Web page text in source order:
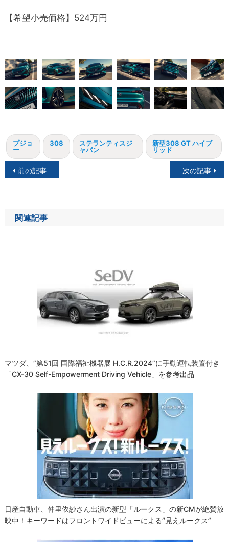
【希望小売価格】524万円
プジョ
ー
308
ステランティスジ
ャパン
新型308 GT ハイブ
リッド
投
ナ
ビ
前の記事 次の記事
関連記事
マツダ、”第51回 国際福祉機器展 H.C.R.2024”に手動運転装置付き
「CX-30 Self-Empowerment Driving Vehicle」を参考出品
日産自動車、仲里依紗さん出演の新型「ルークス」の新CMが絶賛放
映中！キーワードはフロントワイドビューによる“見えルークス”